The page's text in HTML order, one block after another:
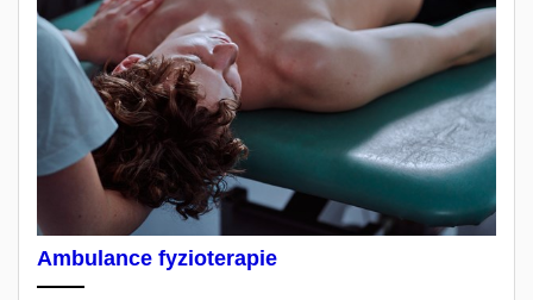
Ambulance fyzioterapie